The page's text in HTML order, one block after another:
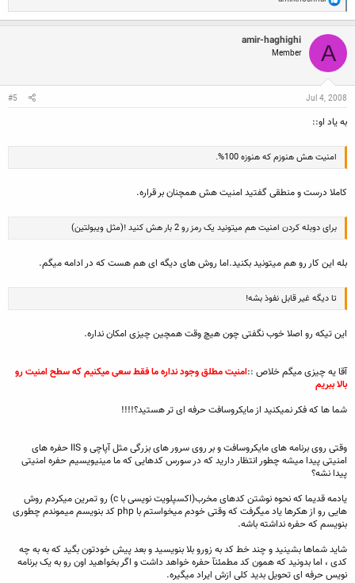
e
a
c
i
o
n
:
A
amir-haghighi
Member
Jul 4, 2008
#5
به یاد او::
امنیت هش هنوزم که هنوزه 100%‌.
کاملا درست و منطقی گفتید امنیت هش همچنان بر قراره.
برای دوبله کردن امنیت هم میتونید یک رمز رو 2 بار هش کنید !‌(مثل ویبولتین)
بله این کار رو هم میتونید بکنید.اما روش های دیگه ای هم هست که در ادامه میگم.
تا دیگه غیر قابل نفوذ بشه!
این تیکه رو اصلا خوب نگفتی چون هیچ وقت همچین چیزی امکان نداره.
آقا یه چیزی میگم خلاص ::امنیت مطلق وجود نداره ما فقط سعی میکنیم که سطح امنیت رو
بالا ببریم
شما ها که فکر نمیکنید از مایکروسافت حرفه ای تر هستید؟!!!!
وقتی روی برنامه های مایکروسافت و بر روی سرور های بزرگی مثل آپاچی و IIS حفره های
امنیتی پیدا میشه چطور انتظار دارید که در سورس کدهایی که ما مینیویسیم حفره امنیتی
پیدا نشه؟
یادمه قدیما که نحوه نوشتن کدهای مخرب(اکسپلویت نویسی با c) رو تمرین میکردم روش
هایی رو از هکرها یاد میگرفت که وقتی خودم میخواستم با php کد بنویسم میموندم چطوری
بنویسم که حفره نداشته باشه.
شاید شماها بشینید و چند خط کد به زورو بلا بنویسید و بعد پیش خودتون بگید که به به چه
کدی ، اما بدونید که همون کد مطمئنآ حفره خواهد داشت و اگر بخواهید اون رو به یک برنامه
نویس حرفه ای تحویل بدید کلی ازش ایراد میگیره.